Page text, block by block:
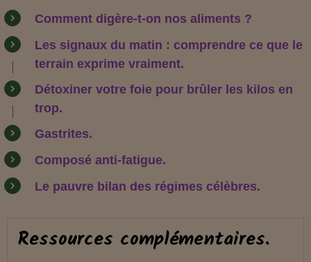
Comment digère-t-on nos aliments ?
Les signaux du matin : comprendre ce que le
terrain exprime vraiment.
Détoxiner votre foie pour brûler les kilos en
trop.
Gastrites.
Composé anti-fatigue.
Le pauvre bilan des régimes célèbres.
Ressources complémentaires.